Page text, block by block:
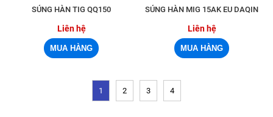
SÚNG HÀN TIG QQ150
Liên hệ
SÚNG HÀN MIG 15AK EU DAQIN
Liên hệ
1 2 3 4